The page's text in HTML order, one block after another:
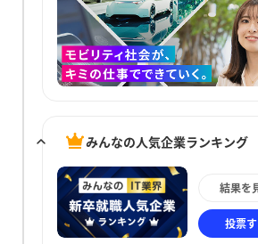
みんなの人気企業ランキング
結果を
投票